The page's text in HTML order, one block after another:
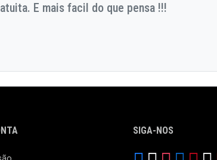
E mais facil do que pensa !!!
SIGA-NOS